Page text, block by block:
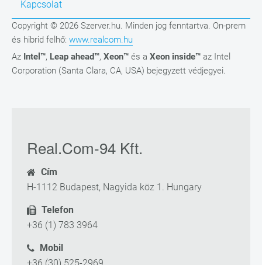
Kapcsolat
Copyright © 2026 Szerver.hu. Minden jog fenntartva. On-prem
és hibrid felhő: www.realcom.hu
Az Intel™, Leap ahead™, Xeon™ és a Xeon inside™ az Intel
Corporation (Santa Clara, CA, USA) bejegyzett védjegyei.
Real.Com-94 Kft.
Cím
H-1112 Budapest, Nagyida köz 1. Hungary
Telefon
+36 (1) 783 3964
Mobil